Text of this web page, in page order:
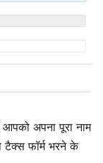
अपना पूरा नाम
टैक्स फॉर्म भरने के